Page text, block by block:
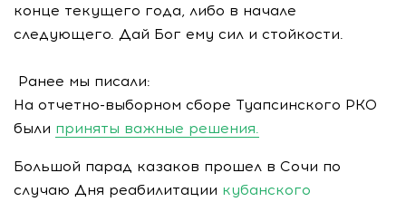
конце текущего года, либо в начале
следующего. Дай Бог ему сил и стойкости.
Ранее мы писали:
На отчетно-выборном сборе Туапсинского РКО
были приняты важные решения.
Большой парад казаков прошел в Сочи по
случаю Дня реабилитации кубанского